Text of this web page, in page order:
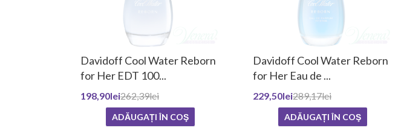
Davidoff Cool Water Reborn
for Her EDT 100...
262,39lei
198,90lei
ADĂUGAȚI ÎN COŞ
Davidoff Cool Water Reborn
for Her Eau de ...
289,17lei
229,50lei
ADĂUGAȚI ÎN COŞ